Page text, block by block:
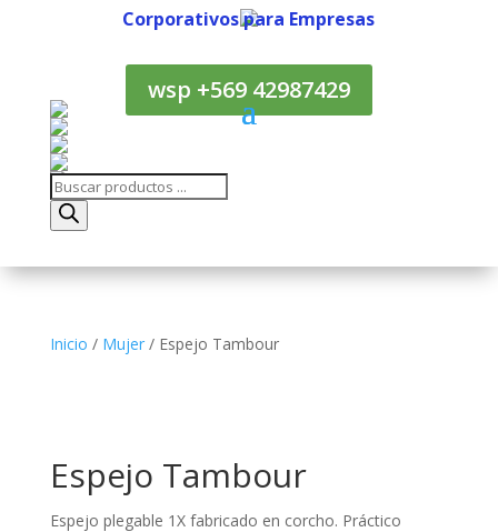
Corporativos para Empresas
wsp +569 42987429
Búsqueda
de
productos
Inicio / Mujer/ Espejo Tambour
Espejo Tambour
Espejo plegable 1X fabricado en corcho. Práctico